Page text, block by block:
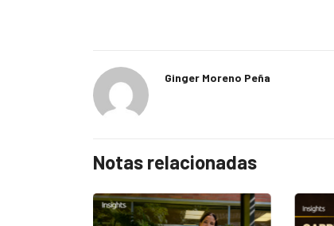
Ginger Moreno Peña
Notas relacionadas